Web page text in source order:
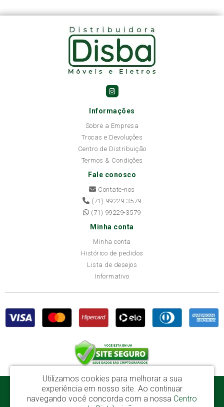
Informações
Sobre a Empresa
Trocas e Devoluções
Centro de Distribuição
Termos & Condições
Fale conosco
Contate-nos
(71) 99229-3579
(71) 99229-3579
Minha conta
Minha conta
Histórico de pedidos
Lista de desejos
Informativo
Disba Móveis Salvador Ltda - CNPJ: 52.081.184/0001-65
Av. Cardeal Avelar Brandão Villela, 2696 - Mata Escura - Salvador / BA - CEP:
Utilizamos cookies para melhorar a sua
experiência em nosso site. Ao continuar
navegando você concorda com a nossa Centro